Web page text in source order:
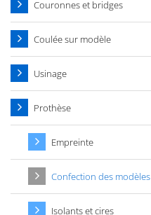
Couronnes et bridges
Coulée sur modèle
Usinage
Prothèse
Empreinte
Confection des modèles
Isolants et cires